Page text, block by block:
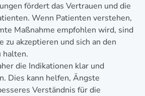
fördert das Vertrauen und die
Wenn Patienten verstehen,
Maßnahme empfohlen wird, sind
zu akzeptieren und sich an den
halten.
die Indikationen klar und
Dies kann helfen, Ängste
Verständnis für die